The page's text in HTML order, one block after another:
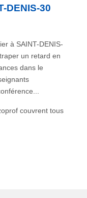
DENIS-30
à SAINT-DENIS-
un retard en
dans le
couvrent tous